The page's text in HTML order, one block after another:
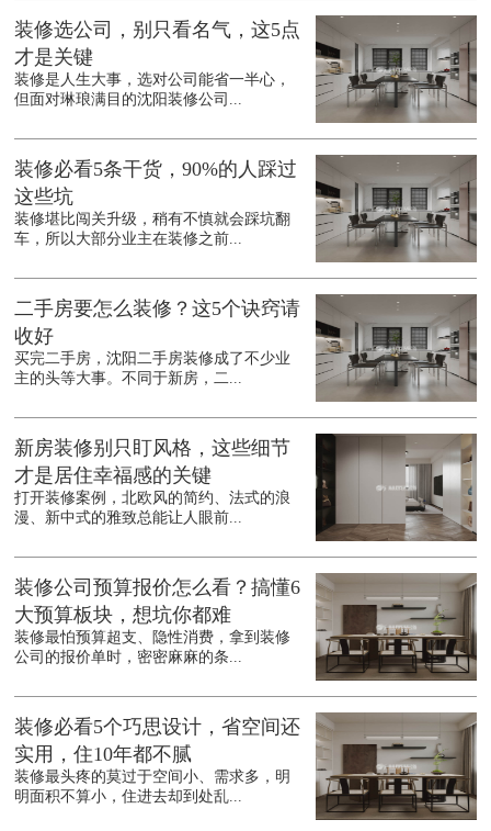
装修选公司，别只看名气，这5点
才是关键
装修是人生大事，选对公司能省一半心，
但面对琳琅满目的沈阳装修公司...
装修必看5条干货，90%的人踩过
这些坑
装修堪比闯关升级，稍有不慎就会踩坑翻
车，所以大部分业主在装修之前...
二手房要怎么装修？这5个诀窍请
收好
买完二手房，沈阳二手房装修成了不少业
主的头等大事。不同于新房，二...
新房装修别只盯风格，这些细节
才是居住幸福感的关键
打开装修案例，北欧风的简约、法式的浪
漫、新中式的雅致总能让人眼前...
装修公司预算报价怎么看？搞懂6
大预算板块，想坑你都难
装修最怕预算超支、隐性消费，拿到装修
公司的报价单时，密密麻麻的条...
装修必看5个巧思设计，省空间还
实用，住10年都不腻
装修最头疼的莫过于空间小、需求多，明
明面积不算小，住进去却到处乱...